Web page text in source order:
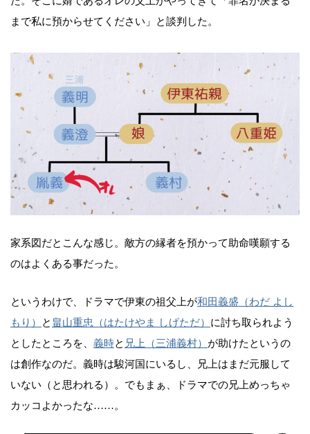
まで私に預からせてください」と談判した。
家系図だとこんな感じ。敵方の縁者を預かって助命嘆願する
のはよくある事だった。
というわけで、ドラマで伊東の祖父上が和田義盛（わだ よし
もり）
と 畠山重忠（はたけやま しげただ） に討ち取られよう
としたところを、 義時と 兄上（三浦義村） が助けたというの
は創作なのだ。義時は駿河国にいるし、兄上はまだ元服して
いない（と思われる）。でもまぁ、ドラマでの兄上めっちゃ
カッコよかったな……。